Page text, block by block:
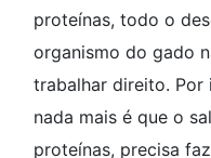
proteínas, todo o
organismo do gado
trabalhar direito. Por
nada mais é que o
proteínas, precisa